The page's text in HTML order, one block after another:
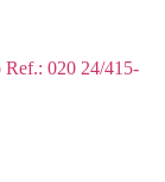
Ref.: 020 24/415-